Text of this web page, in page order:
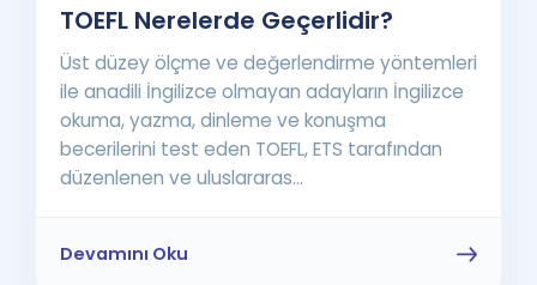
TOEFL Nerelerde Geçerlidir?
Üst düzey ölçme ve değerlendirme yöntemleri
ile anadili İngilizce olmayan adayların İngilizce
okuma, yazma, dinleme ve konuşma
becerilerini test eden TOEFL, ETS tarafından
düzenlenen ve uluslararas...
Devamını Oku